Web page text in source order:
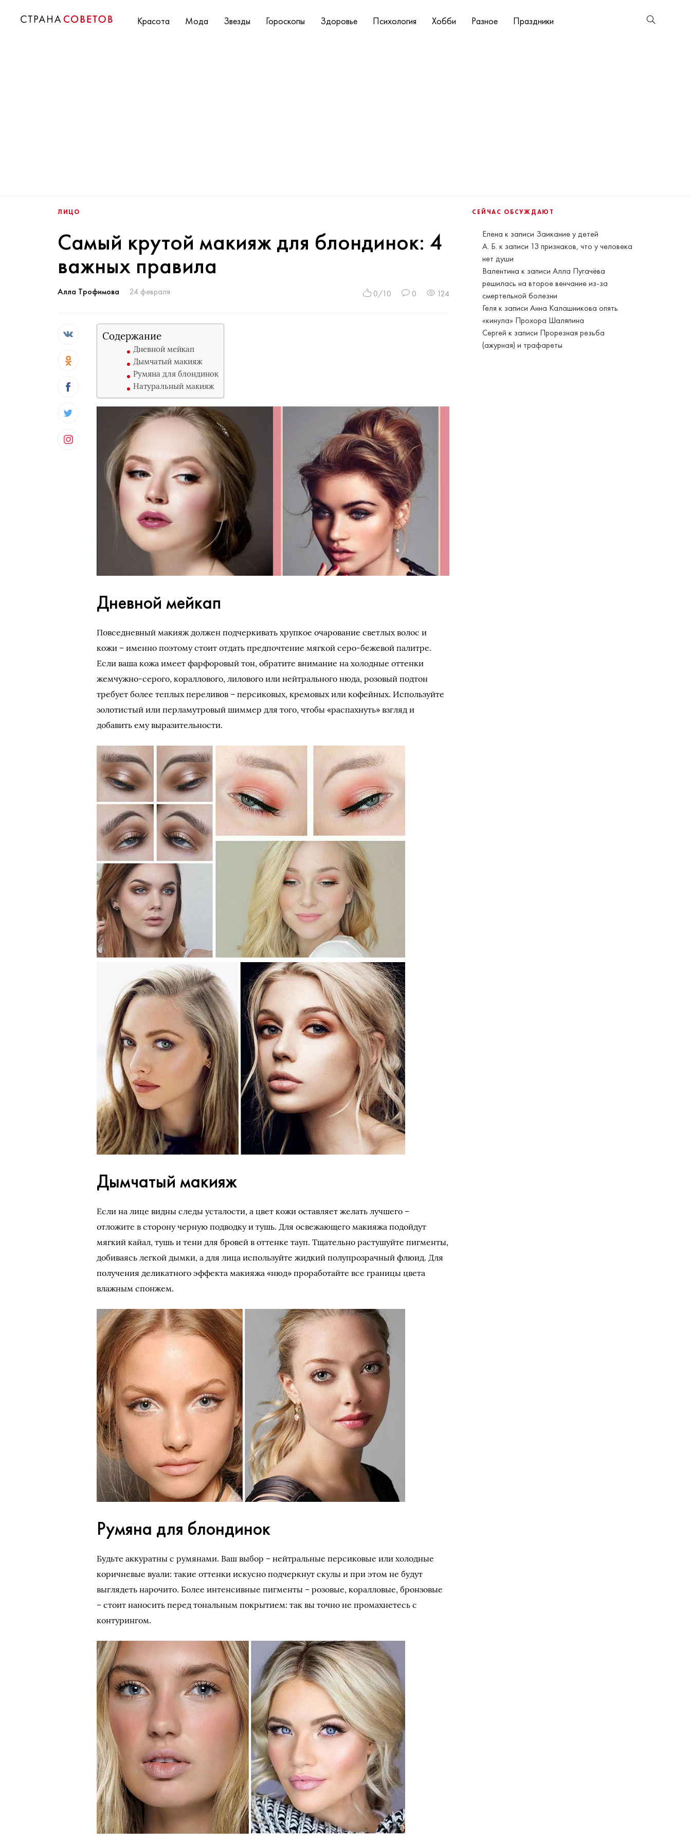
Красота Мода Звезды Гороскопы Здоровье Психология Хобби Разное Праздники
СЕЙЧАС ОБСУЖДАЮТ
Елена к записи Заикание у детей
А. Б. к записи 13 признаков, что у человека
нет души
Валентина к записиАлла Пугачёва
решилась на второе венчание из-за
смертельной болезни
Геля к записиАнна Калашникова опять
«кинула» Прохора Шаляпина
Сергей к записи Прорезная резьба
(ажурная) и трафареты
ЛИЦО
Самый крутой макияж для блондинок: 4
важных правила
Алла Трофимова 24 февраля 0/10 0 124
Содержание
Дневной мейкап
Дымчатый макияж
Румяна для блондинок
Натуральный макияж
Дневной мейкап
Повседневный макияж должен подчеркивать хрупкое очарование светлых волос и
кожи – именно поэтому стоит отдать предпочтение мягкой серо-бежевой палитре.
Если ваша кожа имеет фарфоровый тон, обратите внимание на холодные оттенки
жемчужно-серого, кораллового, лилового или нейтрального нюда, розовый подтон
требует более теплых переливов – персиковых, кремовых или кофейных. Используйте
золотистый или перламутровый шиммер для того, чтобы «распахнуть» взгляд и
добавить ему выразительности.
Дымчатый макияж
Если на лице видны следы усталости, а цвет кожи оставляет желать лучшего –
отложите в сторону черную подводку и тушь. Для освежающего макияжа подойдут
мягкий кайал, тушь и тени для бровей в оттенке тауп. Тщательно растушуйте пигменты,
добиваясь легкой дымки, а для лица используйте жидкий полупрозрачный флюид. Для
получения деликатного эффекта макияжа «нюд» проработайте все границы цвета
влажным спонжем.
Румяна для блондинок
Будьте аккуратны с румянами. Ваш выбор – нейтральные персиковые или холодные
коричневые вуали: такие оттенки искусно подчеркнут скулы и при этом не будут
выглядеть нарочито. Более интенсивные пигменты – розовые, коралловые, бронзовые
– стоит наносить перед тональным покрытием: так вы точно не промахнетесь с
контурингом.